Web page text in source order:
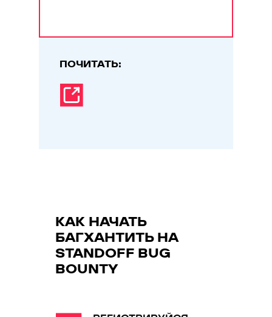
ПОЧИТАТЬ:
КАК НАЧАТЬ
БАГХАНТИТЬ НА
STANDOFF BUG
BOUNTY